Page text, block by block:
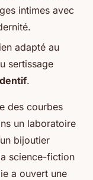
intimes avec
adapté au
sertissage
.
des courbes
un laboratoire
bijoutier
science-fiction
a ouvert une